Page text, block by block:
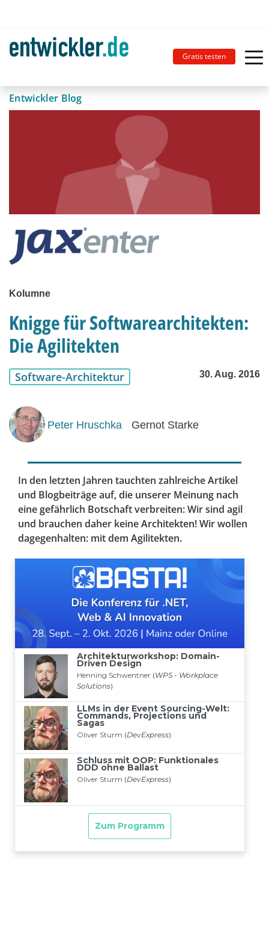
Gratis testen
Entwickler Blog
Kolumne
Knigge für Softwarearchitekten:
Die Agilitekten
Software-Architektur 30. Aug. 2016
Peter Hruschka Gernot Starke
In den letzten Jahren tauchten zahlreiche Artikel
und Blogbeiträge auf, die unserer Meinung nach
eine gefährlich Botschaft verbreiten: Wir sind agil
und brauchen daher keine Architekten! Wir wollen
dagegenhalten: mit dem Agilitekten.